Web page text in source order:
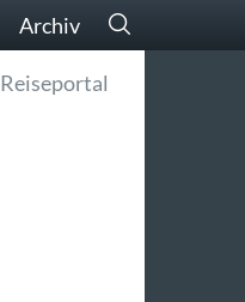
Archiv
Reiseportal